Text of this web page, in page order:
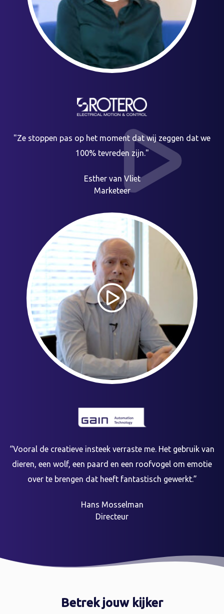
"Ze stoppen pas op het moment dat wij zeggen dat we
100% tevreden zijn."
Esther van Vliet
Marketeer
“Vooral de creatieve insteek verraste me. Het gebruik van
dieren, een wolf, een paard en een roofvogel om emotie
over te brengen dat heeft fantastisch gewerkt.”
Hans Mosselman
Directeur
Betrek jouw kijker